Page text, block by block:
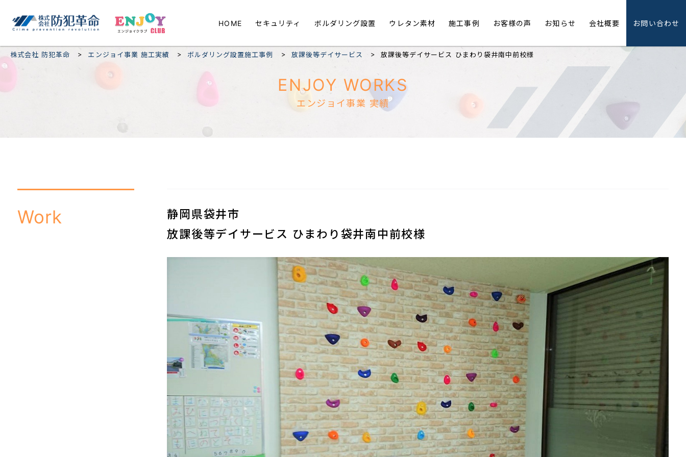
HOME セキュリティ ボルダリング設置 ウレタン素材 施工事例 お客様の声 お知らせ 会社概要 お問い合わせ
株式会社 防犯革命 > エンジョイ事業 施工実績 > ボルダリング設置施工事例 > 放課後等デイサービス > 放課後等デイサービス ひまわり袋井南中前校様
ENJOY WORKS
エンジョイ事業 実績
Work
静岡県袋井市
放課後等デイサービス ひまわり袋井南中前校様